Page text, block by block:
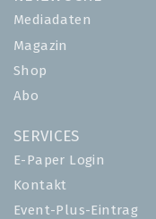
Mediadaten
Magazin
Shop
Abo
SERVICES
E-Paper Login
Kontakt
Event-Plus-Eintrag